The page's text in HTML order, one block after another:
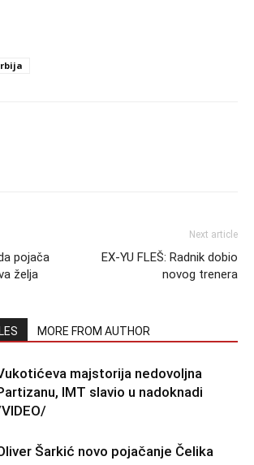
pojača
želja
Next article
EX-YU FLEŠ: Radnik dobio
novog trenera
MORE FROM AUTHOR
majstorija nedovoljna
IMT slavio u nadoknadi
Šarkić novo pojačanje Čelika